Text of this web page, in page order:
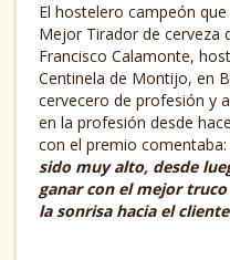
El hostelero campeón
Mejor Tirador de cerveza
Francisco Calamonte,
Centinela de Montijo, en
cervecero de profesión y
en la profesión desde
con el premio comentaba:
sido muy alto, desde
ganar con el mejor
la sonrisa hacia el